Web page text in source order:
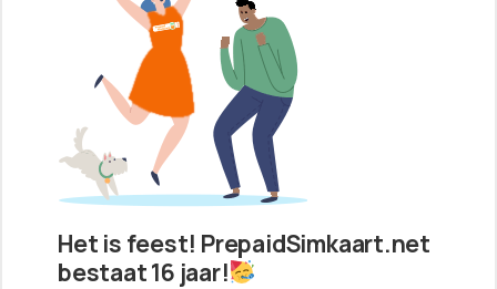
Het is feest! PrepaidSimkaart.net
bestaat 16 jaar!